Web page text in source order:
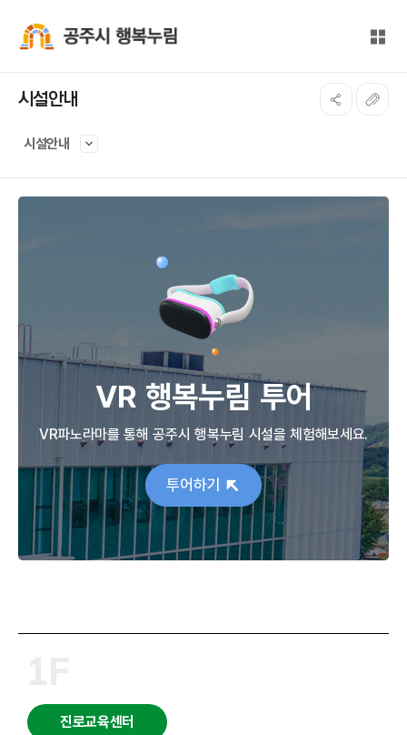
전체
시설안내
시설안내
VR 행복누림 투어
VR파노라마를 통해 공주시 행복누림 시설을 체험해보세요.
투어하기
진로교육센터